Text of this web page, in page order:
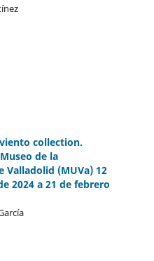
collection.
de la
Valladolid (MUVa) 12
2024 a 21 de febrero